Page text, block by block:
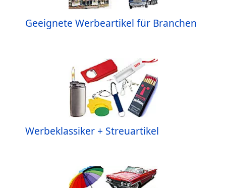
Geeignete Werbeartikel für Branchen
Werbeklassiker + Streuartikel